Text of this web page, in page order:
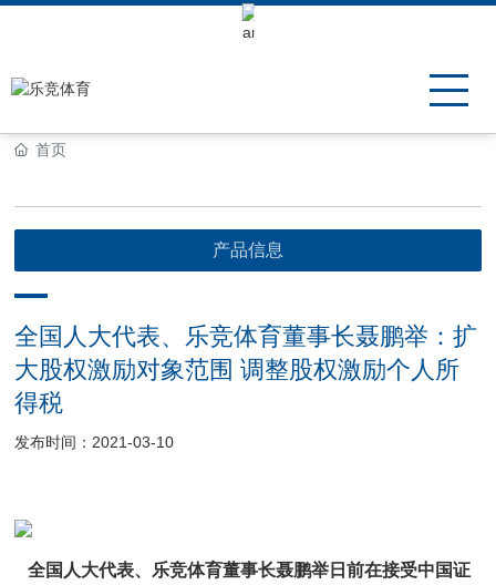
Keli Motor Group Search
首页
产品信息
全国人大代表、乐竞体育董事长聂鹏举：扩
大股权激励对象范围 调整股权激励个人所
得税
发布时间：2021-03-10
全国人大代表、乐竞体育董事长聂鹏举日前在接受中国证